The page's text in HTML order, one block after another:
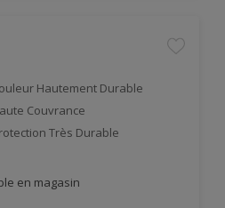
Hautement Durable
Couvrance
Très Durable
en magasin